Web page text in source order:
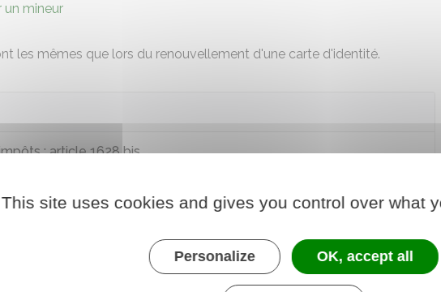
un mineur
les mêmes que lors du renouvellement d'une carte d'identité.
: article 1628 bis
22 octobre 1955 relatif à la carte d'identité : article 4-1 - Pièces à
This site uses cookies and gives you control over what
Personalize OK, accept all